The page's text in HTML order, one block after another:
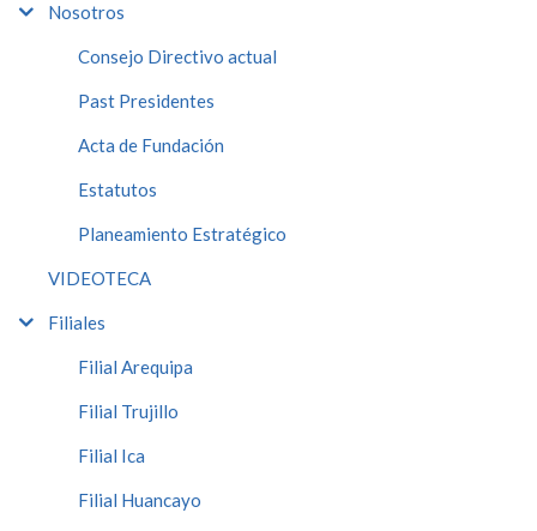
Nosotros
Consejo Directivo actual
Past Presidentes
Acta de Fundación
Estatutos
Planeamiento Estratégico
VIDEOTECA
Filiales
Filial Arequipa
Filial Trujillo
Filial Ica
Filial Huancayo